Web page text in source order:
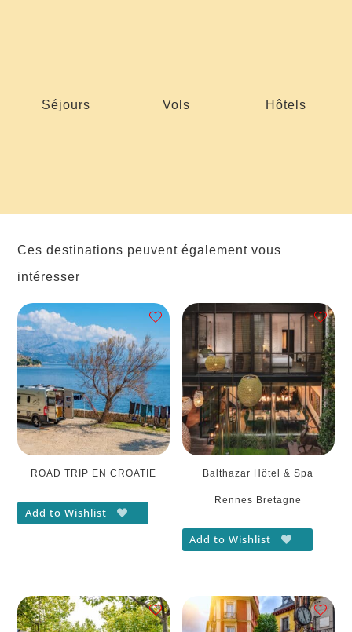
Séjours Vols Hôtels
Ces destinations peuvent également vous
intéresser
ROAD TRIP EN CROATIE
Add to Wishlist
Balthazar Hôtel & Spa
Rennes Bretagne
Add to Wishlist